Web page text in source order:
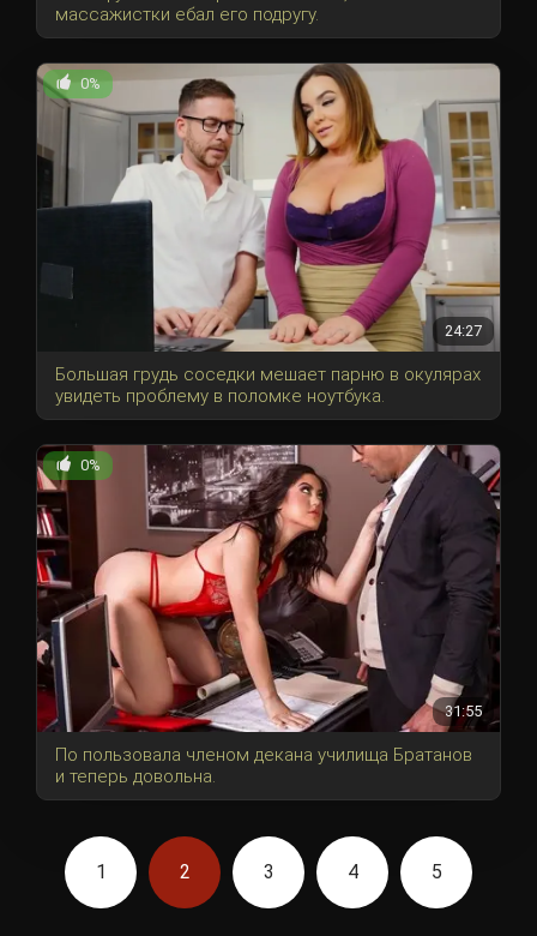
массажистки ебал его подругу.
0%
24:27
Большая грудь соседки мешает парню в окулярах
увидеть проблему в поломке ноутбука.
0%
31:55
По пользовала членом декана училища Братанов
и теперь довольна.
1 2 3 4 5